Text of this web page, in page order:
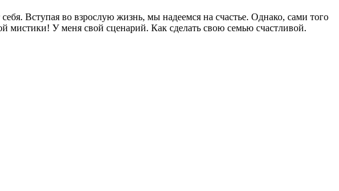
Вступая во взрослую жизнь, мы надеемся на счастье. Однако, сами того
мистики! У меня свой сценарий. Как сделать свою семью счастливой.